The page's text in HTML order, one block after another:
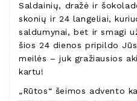
Saldainių, dražė ir
skonių ir 24 langeliai,
saldumynai, bet ir smagi
šios 24 dienos pripildo
meilės – juk gražiausios
kartu!
„Rūtos“ šeimos advento